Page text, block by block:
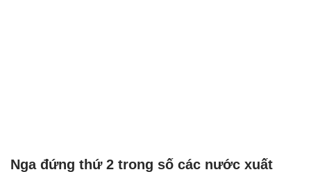
Nga đứng thứ 2 trong số các nước xuất